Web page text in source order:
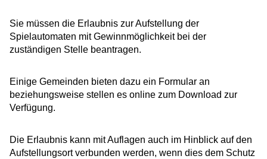
Sie müssen die Erlaubnis zur Aufstellung der
Spielautomaten mit Gewinnmöglichkeit bei der
zuständigen Stelle beantragen.
Einige Gemeinden bieten dazu ein Formular an
beziehungsweise stellen es online zum Download zur
Verfügung.
Die Erlaubnis kann mit Auflagen auch im Hinblick auf den
Aufstellungsort verbunden werden, wenn dies dem Schutz